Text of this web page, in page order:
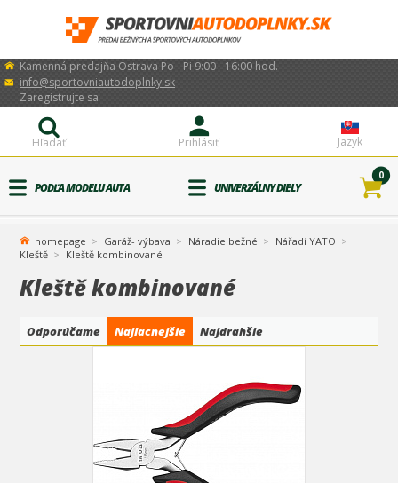
Kamenná predajňa Ostrava Po - Pi 9:00 - 16:00 hod.
info@sportovniautodoplnky.sk
Jazyk
Prihlásiť
Zaregistrujte sa
Hľadať
PODĽA MODELU AUTA UNIVERZÁLNY DIELY
0
homepage Garáž- výbava Náradie bežné
Nářadí YATO
Kleště
Kleště kombinované
Kleště kombinované
Odporúčame Najlacnejšie Najdrahšie